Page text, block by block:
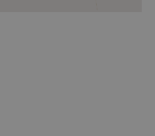
C, VITAMINA E,